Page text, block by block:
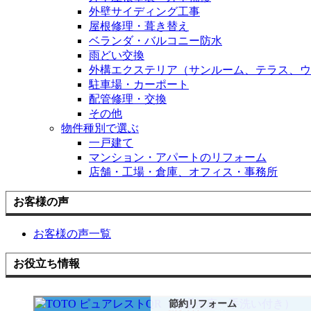
外壁サイディング工事
屋根修理・葺き替え
ベランダ・バルコニー防水
雨どい交換
外構エクステリア（サンルーム、テラス、ウ
駐車場・カーポート
配管修理・交換
その他
物件種別で選ぶ
一戸建て
マンション・アパートのリフォーム
店舗・工場・倉庫、オフィス・事務所
お客様の声
お客様の声一覧
お役立ち情報
節約リフォーム